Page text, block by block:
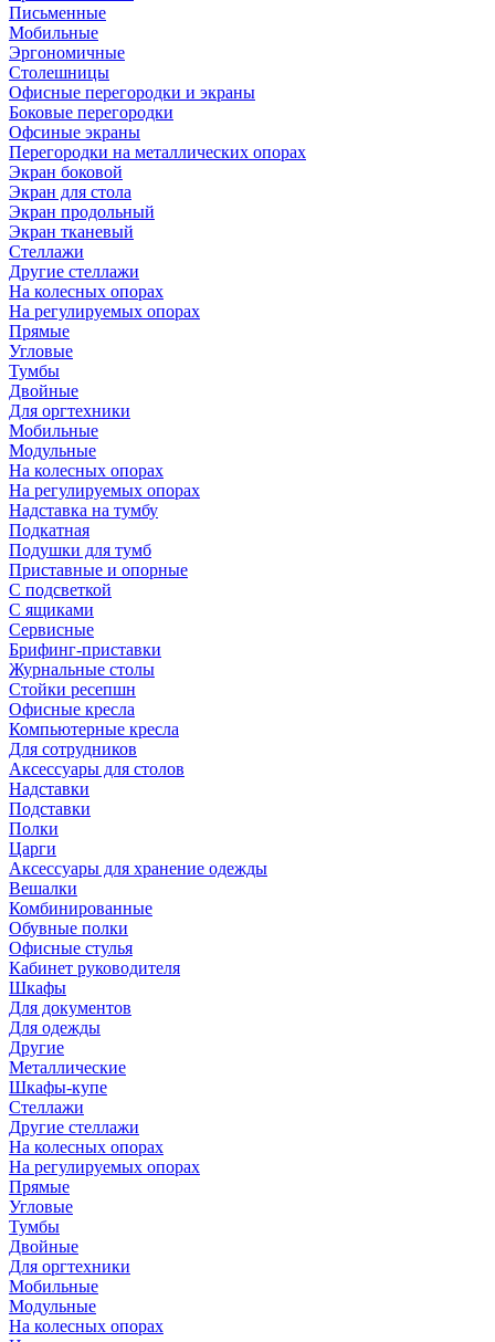
Письменные
Мобильные
Эргономичные
Столешницы
Офисные перегородки и экраны
Боковые перегородки
Офсиные экраны
Перегородки на металлических опорах
Экран боковой
Экран для стола
Экран продольный
Экран тканевый
Стеллажи
Другие стеллажи
На колесных опорах
На регулируемых опорах
Прямые
Угловые
Тумбы
Двойные
Для оргтехники
Мобильные
Модульные
На колесных опорах
На регулируемых опорах
Надставка на тумбу
Подкатная
Подушки для тумб
Приставные и опорные
С подсветкой
С ящиками
Сервисные
Брифинг-приставки
Журнальные столы
Стойки ресепшн
Офисные кресла
Компьютерные кресла
Для сотрудников
Аксессуары для столов
Надставки
Подставки
Полки
Царги
Аксессуары для хранение одежды
Вешалки
Комбинированные
Обувные полки
Офисные стулья
Кабинет руководителя
Шкафы
Для документов
Для одежды
Другие
Металлические
Шкафы-купе
Стеллажи
Другие стеллажи
На колесных опорах
На регулируемых опорах
Прямые
Угловые
Тумбы
Двойные
Для оргтехники
Мобильные
Модульные
На колесных опорах